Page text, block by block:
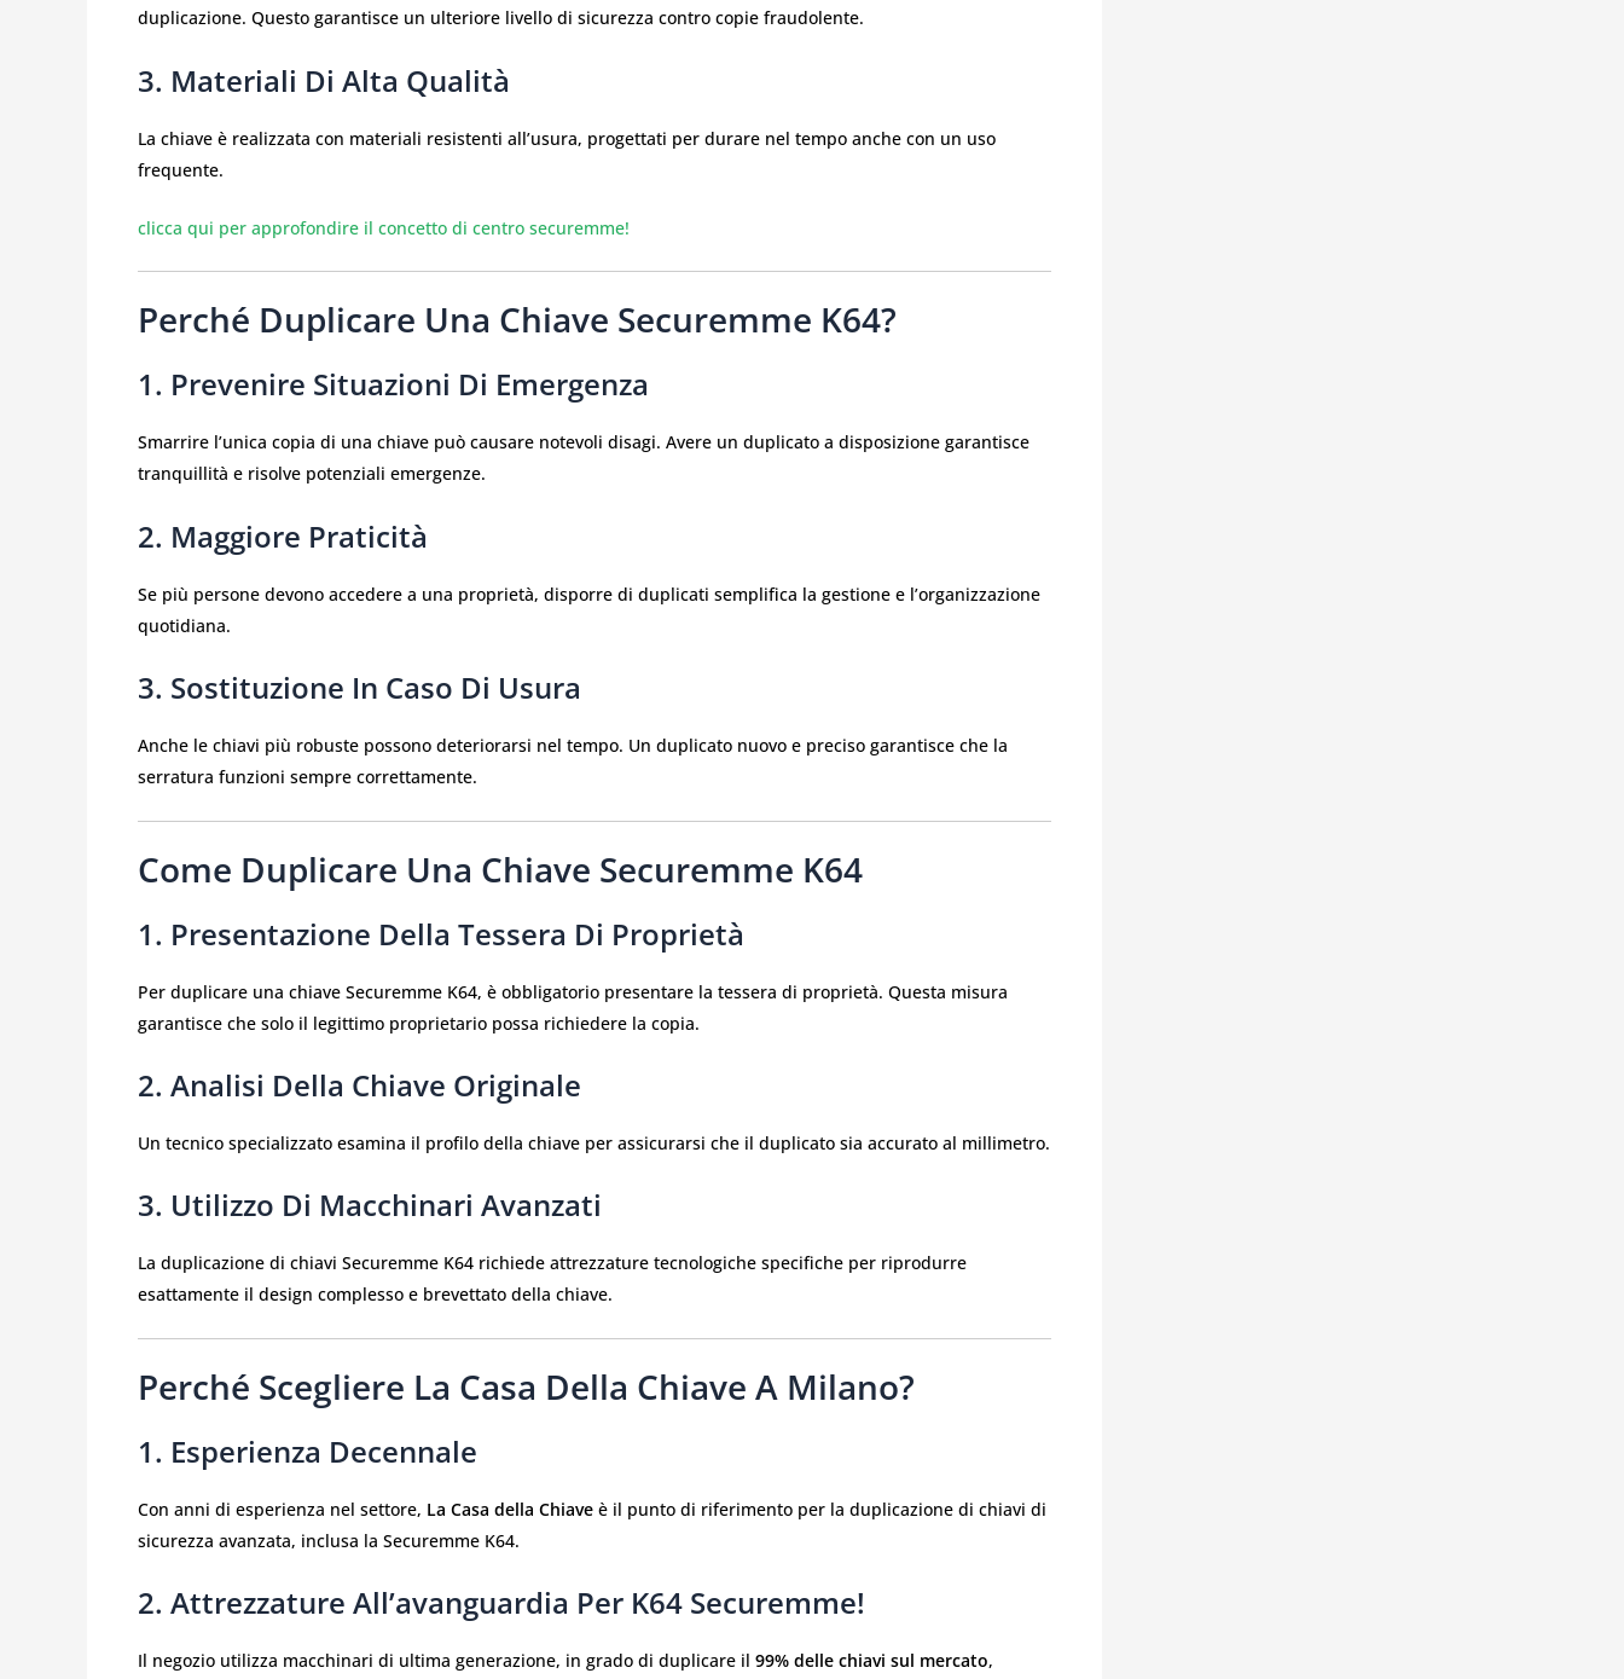
duplicazione. Questo garantisce un ulteriore livello di sicurezza contro copie fraudolente.
3. Materiali Di Alta Qualità
La chiave è realizzata con materiali resistenti all’usura, progettati per durare nel tempo anche con un uso
frequente.
clicca qui per approfondire il concetto di centro securemme!
Perché Duplicare Una Chiave Securemme K64?
1. Prevenire Situazioni Di Emergenza
Smarrire l’unica copia di una chiave può causare notevoli disagi. Avere un duplicato a disposizione garantisce
tranquillità e risolve potenziali emergenze.
2. Maggiore Praticità
Se più persone devono accedere a una proprietà, disporre di duplicati semplifica la gestione e l’organizzazione
quotidiana.
3. Sostituzione In Caso Di Usura
Anche le chiavi più robuste possono deteriorarsi nel tempo. Un duplicato nuovo e preciso garantisce che la
serratura funzioni sempre correttamente.
Come Duplicare Una Chiave Securemme K64
1. Presentazione Della Tessera Di Proprietà
Per duplicare una chiave Securemme K64, è obbligatorio presentare la tessera di proprietà. Questa misura
garantisce che solo il legittimo proprietario possa richiedere la copia.
2. Analisi Della Chiave Originale
Un tecnico specializzato esamina il profilo della chiave per assicurarsi che il duplicato sia accurato al millimetro.
3. Utilizzo Di Macchinari Avanzati
La duplicazione di chiavi Securemme K64 richiede attrezzature tecnologiche specifiche per riprodurre
esattamente il design complesso e brevettato della chiave.
Perché Scegliere La Casa Della Chiave A Milano?
1. Esperienza Decennale
Con anni di esperienza nel settore, La Casa della Chiave è il punto di riferimento per la duplicazione di chiavi di
sicurezza avanzata, inclusa la Securemme K64.
2. Attrezzature All’avanguardia Per K64 Securemme!
Il negozio utilizza macchinari di ultima generazione, in grado di duplicare il 99% delle chiavi sul mercato,